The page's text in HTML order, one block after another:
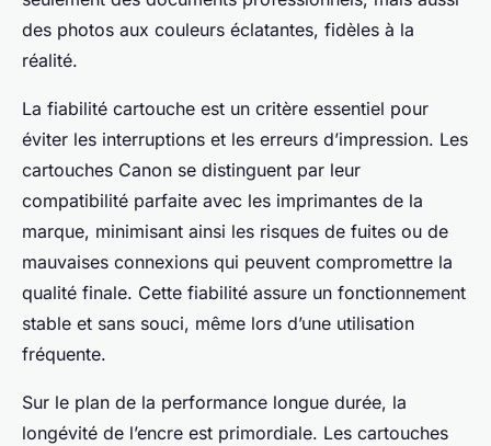
des photos aux couleurs éclatantes, fidèles à la
réalité.
La fiabilité cartouche est un critère essentiel pour
éviter les interruptions et les erreurs d’impression. Les
cartouches Canon se distinguent par leur
compatibilité parfaite avec les imprimantes de la
marque, minimisant ainsi les risques de fuites ou de
mauvaises connexions qui peuvent compromettre la
qualité finale. Cette fiabilité assure un fonctionnement
stable et sans souci, même lors d’une utilisation
fréquente.
Sur le plan de la performance longue durée, la
longévité de l’encre est primordiale. Les cartouches